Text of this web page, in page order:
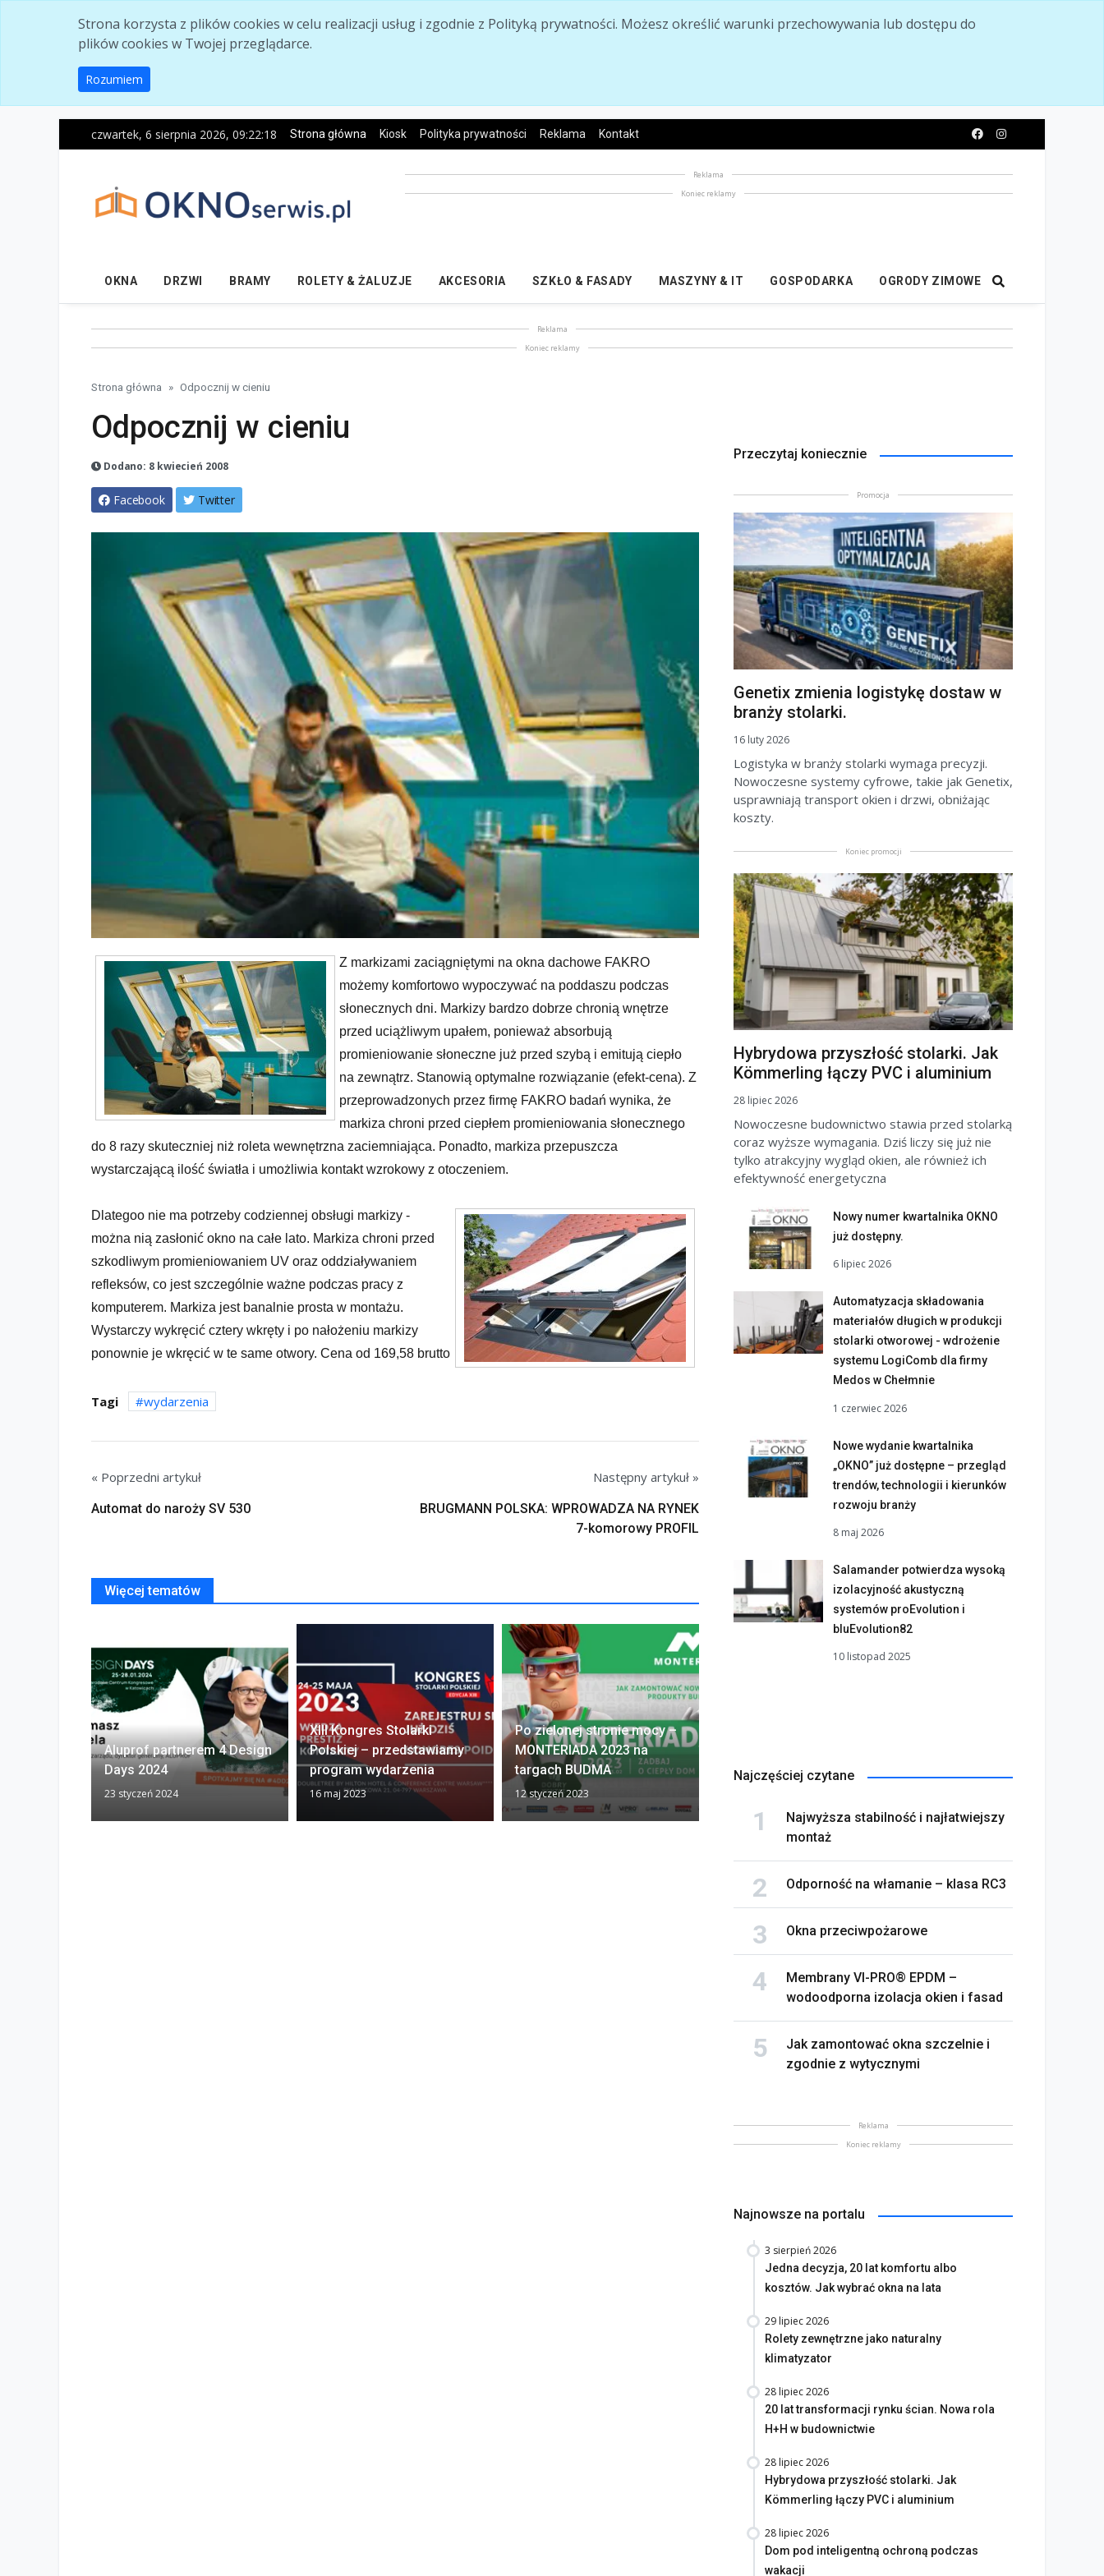
Strona korzysta z plików cookies w celu realizacji usług i zgodnie z Polityką prywatności. Możesz określić warunki przechowywania lub dostępu do
plików cookies w Twojej przeglądarce.
Rozumiem
czwartek, 6 sierpnia 2026, 09:22:19 Strona główna Kiosk Polityka prywatności Reklama Kontakt
Reklama
Koniec reklamy
OKNA DRZWI BRAMY ROLETY & ŻALUZJE AKCESORIA SZKŁO & FASADY MASZYNY & IT GOSPODARKA OGRODY ZIMOWE
Reklama
Koniec reklamy
Strona główna Odpocznij w cieniu
Odpocznij w cieniu
Dodano: 8 kwiecień 2008
Facebook Twitter
Odpocznij w cieniu
Z markizami zaciągniętymi na okna dachowe FAKRO
możemy komfortowo wypoczywać na poddaszu podczas
słonecznych dni. Markizy bardzo dobrze chronią wnętrze
przed uciążliwym upałem, ponieważ absorbują
promieniowanie słoneczne już przed szybą i emitują ciepło
na zewnątrz. Stanowią optymalne rozwiązanie (efekt-cena). Z
przeprowadzonych przez firmę FAKRO badań wynika, że
markiza chroni przed ciepłem promieniowania słonecznego
do 8 razy skuteczniej niż roleta wewnętrzna zaciemniająca. Ponadto, markiza przepuszcza
wystarczającą ilość światła i umożliwia kontakt wzrokowy z otoczeniem.
Dlategoo nie ma potrzeby codziennej obsługi markizy -
można nią zasłonić okno na całe lato. Markiza chroni przed
szkodliwym promieniowaniem UV oraz oddziaływaniem
refleksów, co jest szczególnie ważne podczas pracy z
komputerem. Markiza jest banalnie prosta w montażu.
Wystarczy wykręcić cztery wkręty i po nałożeniu markizy
ponownie je wkręcić w te same otwory. Cena od 169,58 brutto
Tagi wydarzenia
« Poprzedni artykuł
Automat do naroży SV 530
Następny artykuł »
BRUGMANN POLSKA: WPROWADZA NA RYNEK
7-komorowy PROFIL
Więcej tematów
Aluprof partnerem 4 Design
Days 2024
23 styczeń 2024
XIII Kongres Stolarki
Polskiej – przedstawiamy
program wydarzenia
16 maj 2023
Po zielonej stronie mocy –
MONTERIADA 2023 na
targach BUDMA
12 styczeń 2023
SYSTEMACH ALUPROF”
Przeczytaj koniecznie
Promocja
Genetix zmienia logistykę dostaw w
branży stolarki.
16 luty 2026
Logistyka w branży stolarki wymaga precyzji.
Nowoczesne systemy cyfrowe, takie jak Genetix,
usprawniają transport okien i drzwi, obniżając
koszty.
Koniec promocji
Hybrydowa przyszłość stolarki. Jak
Kömmerling łączy PVC i aluminium
28 lipiec 2026
Nowoczesne budownictwo stawia przed stolarką
coraz wyższe wymagania. Dziś liczy się już nie
tylko atrakcyjny wygląd okien, ale również ich
efektywność energetyczna
Nowy numer kwartalnika OKNO
już dostępny.
6 lipiec 2026
Automatyzacja składowania
materiałów długich w produkcji
stolarki otworowej - wdrożenie
systemu LogiComb dla firmy
Medos w Chełmnie
1 czerwiec 2026
Nowe wydanie kwartalnika
„OKNO” już dostępne – przegląd
trendów, technologii i kierunków
rozwoju branży
8 maj 2026
Salamander potwierdza wysoką
izolacyjność akustyczną
systemów proEvolution i
bluEvolution82
10 listopad 2025
Najczęściej czytane
Najwyższa stabilność i najłatwiejszy
montaż
Odporność na włamanie – klasa RC3
Okna przeciwpożarowe
Membrany VI-PRO® EPDM –
wodoodporna izolacja okien i fasad
Jak zamontować okna szczelnie i
zgodnie z wytycznymi
Reklama
Koniec reklamy
Najnowsze na portalu
3 sierpień 2026
Jedna decyzja, 20 lat komfortu albo
kosztów. Jak wybrać okna na lata
29 lipiec 2026
Rolety zewnętrzne jako naturalny
klimatyzator
28 lipiec 2026
20 lat transformacji rynku ścian. Nowa rola
H+H w budownictwie
28 lipiec 2026
Hybrydowa przyszłość stolarki. Jak
Kömmerling łączy PVC i aluminium
28 lipiec 2026
Dom pod inteligentną ochroną podczas
wakacji